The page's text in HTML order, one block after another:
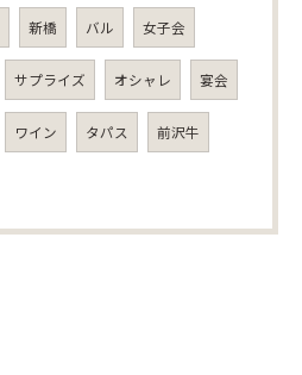
新橋 バル 女子会
サプライズ オシャレ 宴会
ワイン タパス 前沢牛